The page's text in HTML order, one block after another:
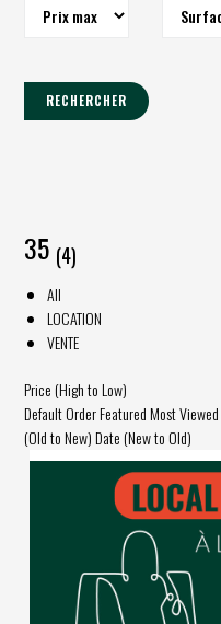
RECHERCHER
35 (4)
All
LOCATION
VENTE
Price (High to Low)
Default OrderFeatured Most Viewed
(Old to New) Date (New to Old)